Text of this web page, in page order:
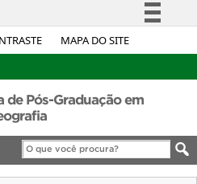
MAPA DO SITE
Simplifique!
Acesso à informação
Legislação
Canais
de Pós-Graduação em